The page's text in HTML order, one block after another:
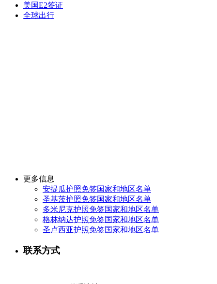
美国E2签证
全球出行
更多信息
安提瓜护照免签国家和地区名单
圣基茨护照免签国家和地区名单
多米尼克护照免签国家和地区名单
格林纳达护照免签国家和地区名单
圣卢西亚护照免签国家和地区名单
联系方式